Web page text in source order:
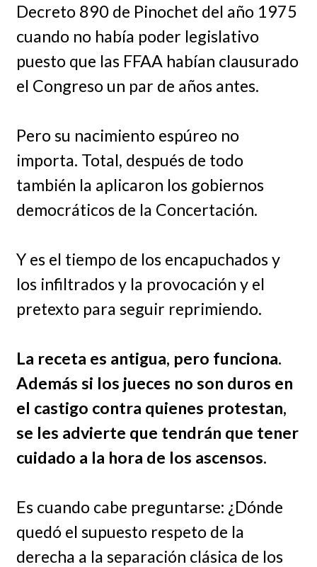
Decreto 890 de Pinochet del año 1975
cuando no había poder legislativo
puesto que las FFAA habían clausurado
el Congreso un par de años antes.
Pero su nacimiento espúreo no
importa. Total, después de todo
también la aplicaron los gobiernos
democráticos de la Concertación.
Y es el tiempo de los encapuchados y
los infiltrados y la provocación y el
pretexto para seguir reprimiendo.
La receta es antigua, pero funciona.
Además si los jueces no son duros en
el castigo contra quienes protestan,
se les advierte que tendrán que tener
cuidado a la hora de los ascensos.
Es cuando cabe preguntarse: ¿Dónde
quedó el supuesto respeto de la
derecha a la separación clásica de los